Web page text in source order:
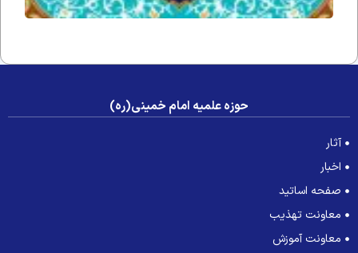
و
حوزه علمیه امام خمینی(ره)
آثار
اخبار
صفحه اساتید
معاونت تهذیب
معاونت آموزش